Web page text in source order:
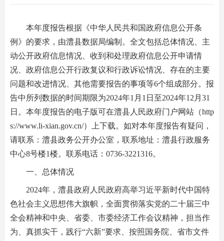
本年度报告根据《中华人民共和国政府信息公开条
例》的要求，由澧县数据局编制。全文包括总体情况、主
动公开政府信息情况、收到和处理政府信息公开申请情
况、政府信息公开行政复议和行政诉讼情况、存在的主要
问题和改进情况、其他需要报告的事项等6个组成部分。报
告中所列数据的时间期限为2024年1月1日至2024年12月31
日。本年度报告的电子版可在澧县人民政府门户网站（http
s://www.li-xian.gov.cn/）上下载。如对本年度报告有疑问，
请联系：澧县政务公开办公室，联系地址：澧县行政服务
中心8号楼1楼。联系电话：0736-3221316。
一、总体情况
2024年，澧县政府人民政府高举习近平新时代中国特
色社会主义思想伟大旗帜，全面贯彻落实党的二十届三中
全会精神和中央、省委、市委经济工作会议精神，担当作
为、真抓实干，践行“六新”要求、按照国务院、省市文件